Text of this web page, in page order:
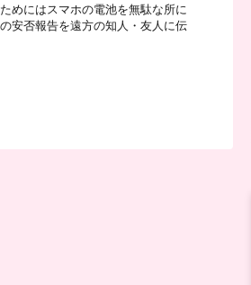
めにはスマホの電池を無駄な所に
安否報告を遠方の知人・友人に伝